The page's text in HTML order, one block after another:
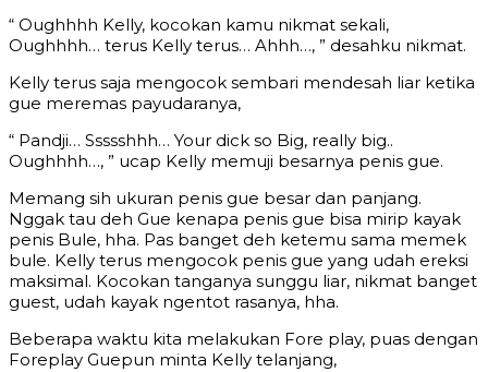
“ Oughhhh Kelly, kocokan kamu nikmat sekali,
Oughhhh… terus Kelly terus… Ahhh…, ” desahku nikmat.
Kelly terus saja mengocok sembari mendesah liar ketika
gue meremas payudaranya,
“ Pandji… Ssssshhh… Your dick so Big, really big..
Oughhhh…, ” ucap Kelly memuji besarnya penis gue.
Memang sih ukuran penis gue besar dan panjang.
Nggak tau deh Gue kenapa penis gue bisa mirip kayak
penis Bule, hha. Pas banget deh ketemu sama memek
bule. Kelly terus mengocok penis gue yang udah ereksi
maksimal. Kocokan tanganya sunggu liar, nikmat banget
guest, udah kayak ngentot rasanya, hha.
Beberapa waktu kita melakukan Fore play, puas dengan
Foreplay Guepun minta Kelly telanjang,